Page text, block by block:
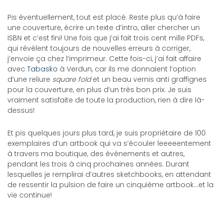
Pis éventuellement, tout est placé. Reste plus qu’à faire
une couverture, écrire un texte d’intro, aller chercher un
ISBN et c’est fini! Une fois que j’ai fait trois cent mille PDFs,
qui révèlent toujours de nouvelles erreurs à corriger,
j’envoie ça chez l’imprimeur. Cette fois-ci, j’ai fait affaire
avec Tabasko à Verdun, car ils me donnaient l’option
d’une reliure square foldet un beau vernis anti graffignes
pour la couverture, en plus d’un très bon prix. Je suis
vraiment satisfaite de toute la production, rien à dire là-
dessus!
Et pis quelques jours plus tard, je suis propriétaire de 100
exemplaires d’un artbook qui va s’écouler leeeeentement
à travers ma boutique, des évènements et autres,
pendant les trois à cinq prochaines années. Durant
lesquelles je remplirai d’autres sketchbooks, en attendant
de ressentir la pulsion de faire un cinquième artbook…et la
vie continue!